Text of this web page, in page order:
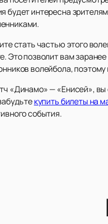
будет интересна
стать частью этого
Это позволит вам
волейбола,
«Динамо» — «Енисей»,
купить билеты на
события.